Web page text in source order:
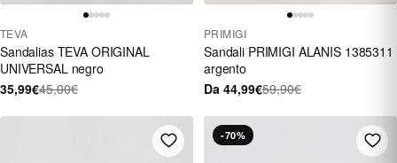
TEVA
Sandalias TEVA ORIGINAL
UNIVERSAL negro
35,99€45,00€
PRIMIGI
Sandali PRIMIGI ALANIS 1385311
argento
Da 44,99€59,90€
-70%